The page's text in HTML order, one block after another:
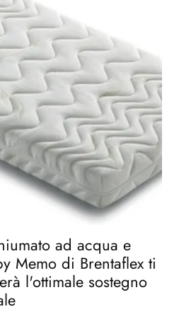
ad acqua e
Memo di Brentaflex ti
l'ottimale sostegno